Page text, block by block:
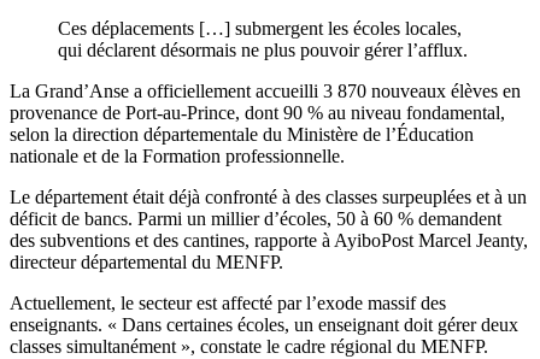
Ces déplacements […] submergent les écoles locales,
qui déclarent désormais ne plus pouvoir gérer l’afflux.
La Grand’Anse a officiellement accueilli 3 870 nouveaux élèves en
provenance de Port-au-Prince, dont 90 % au niveau fondamental,
selon la direction départementale du Ministère de l’Éducation
nationale et de la Formation professionnelle.
Le département était déjà confronté à des classes surpeuplées et à un
déficit de bancs. Parmi un millier d’écoles, 50 à 60 % demandent
des subventions et des cantines, rapporte à AyiboPost Marcel Jeanty,
directeur départemental du MENFP.
Actuellement, le secteur est affecté par l’exode massif des
enseignants. « Dans certaines écoles, un enseignant doit gérer deux
classes simultanément », constate le cadre régional du MENFP.